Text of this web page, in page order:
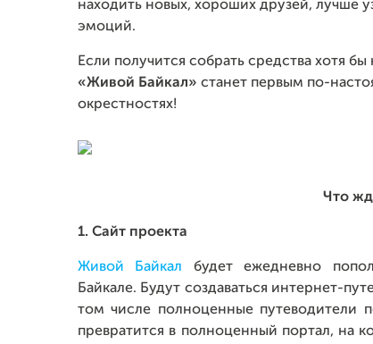
находить новых, хороших друзей, лучше
эмоций.
Если получится собрать средства хотя
«Живой Байкал» станет первым по-
окрестностях!
Что
1. Сайт проекта
Живой Байкал будет ежедневно
Байкале. Будут создаваться интернет-
том числе полноценные путеводители
превратится в полноценный портал, на